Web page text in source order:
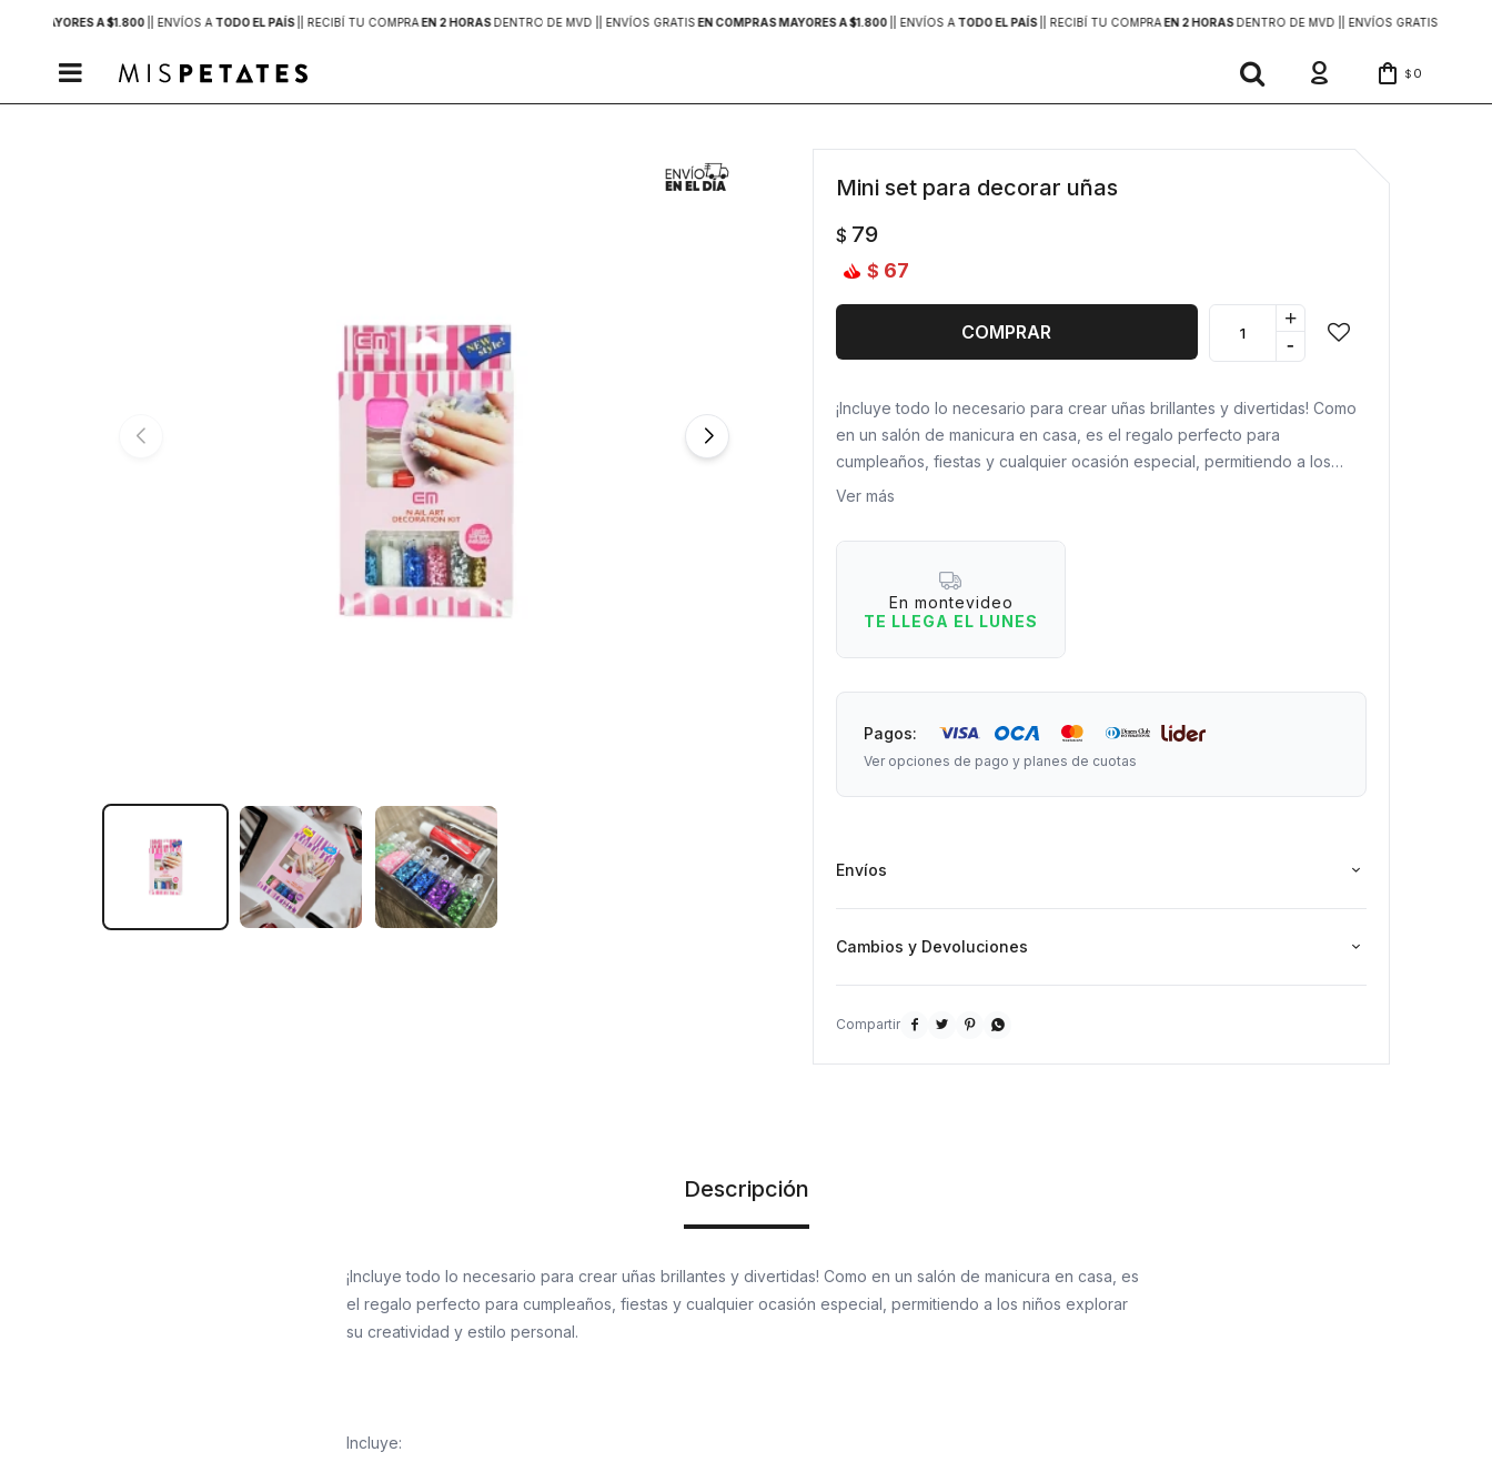
MAYORES A $1.800 | ENVÍOS A TODO EL PAÍS | RECIBÍ TU COMPRAEN 2 HORASDENTRO DE MVD | | ENVÍOS GRATISEN COMPRAS MAYORES A $1.800 | ENVÍOS A TODO EL PAÍS | RECIBÍ TU COMPRAEN 2 HORASDENTRO DE MVD | | ENVÍOS GRATIS
 $ 0
Mini set para decorar uñas
$ 79
$ 67
COMPRAR
+
-
¡Incluye todo lo necesario para crear uñas brillantes y divertidas! Como
en un salón de manicura en casa, es el regalo perfecto para
cumpleaños, fiestas y cualquier ocasión especial, permitiendo a los
niños explorar su creatividad y estilo personal.
Incluye:
+ Adhesivo para uñas
+ Stick de madera
Importante: imagen ilustrativa, los colores o formas del glitter pueden
variar.
Ver más
En montevideo
TE LLEGA EL LUNES
Pagos:
Ver opciones de pago y planes de cuotas
Envíos
Cambios y Devoluciones
   
Descripción
¡Incluye todo lo necesario para crear uñas brillantes y divertidas! Como en un salón de manicura en casa, es
el regalo perfecto para cumpleaños, fiestas y cualquier ocasión especial, permitiendo a los niños explorar
su creatividad y estilo personal.
Incluye: